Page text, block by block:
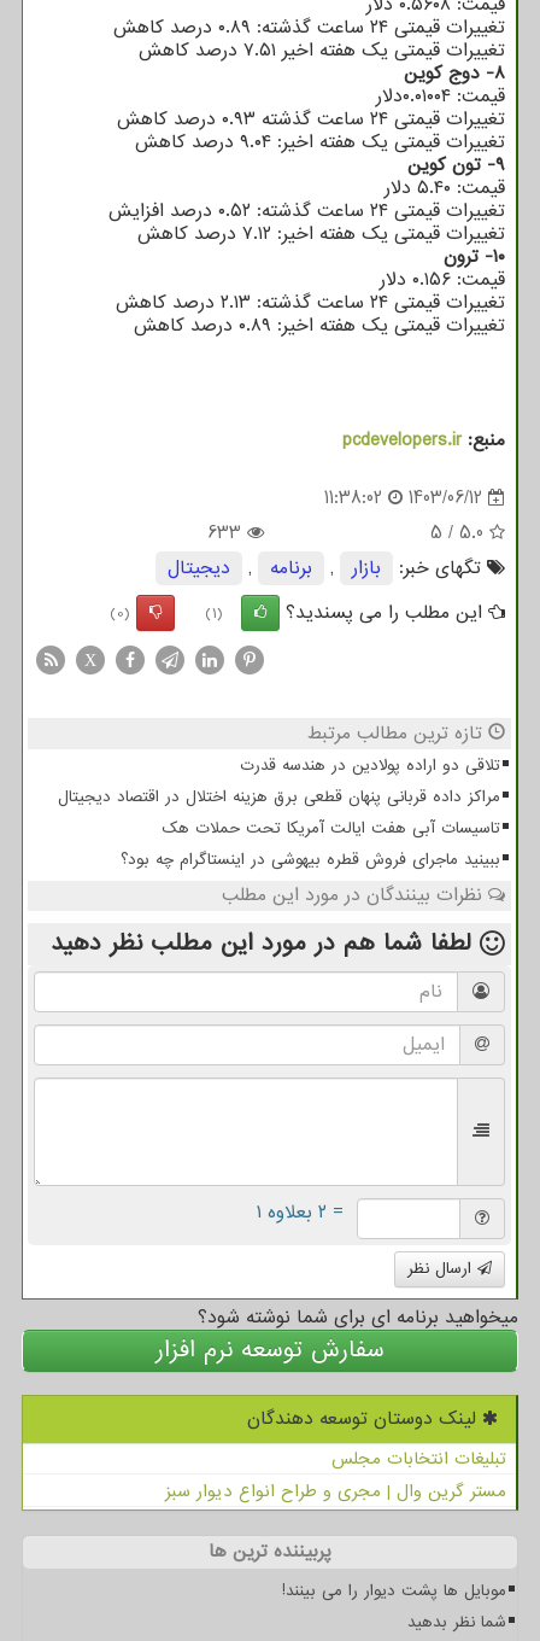
تغییرات قیمتی ۲۴ ساعت گذشته: ۰.۸۹ درصد کاهش
تغییرات قیمتی یک هفته اخیر ۷.۵۱ درصد کاهش
۸- دوج کوین
قیمت: ۰.۰۱۰۰۴دلار
تغییرات قیمتی ۲۴ ساعت گذشته ۰.۹۳ درصد کاهش
تغییرات قیمتی یک هفته اخیر: ۹.۰۴ درصد کاهش
۹- تون کوین
قیمت: ۵.۴۰ دلار
تغییرات قیمتی ۲۴ ساعت گذشته: ۰.۵۲ درصد افزایش
تغییرات قیمتی یک هفته اخیر: ۷.۱۲ درصد کاهش
۱۰- ترون
قیمت: ۰.۱۵۶ دلار
تغییرات قیمتی ۲۴ ساعت گذشته: ۲.۱۳ درصد کاهش
تغییرات قیمتی یک هفته اخیر: ۰.۸۹ درصد کاهش
منبع:pcdevelopers.ir
1403/06/12
11:38:02
5.0
/
5
633
تگهای خبر:
بازار , برنامه ,
دیجیتال
این مطلب را می پسندید؟
(1)
(0)
X
تازه ترین مطالب مرتبط
تلاقی دو اراده پولادین در هندسه قدرت
مراکز داده قربانی پنهان قطعی برق هزینه اختلال در اقتصاد دیجیتال
تاسیسات آبی هفت ایالت آمریکا تحت حملات هک
ببینید ماجرای فروش قطره بیهوشی در اینستاگرام چه بود؟
نظرات بینندگان در مورد این مطلب
لطفا شما هم در مورد این مطلب نظر دهید
= ۲ بعلاوه ۱
ارسال نظر
میخواهید برنامه ای برای شما نوشته شود؟
سفارش توسعه نرم افزار
لینک دوستان توسعه دهندگان
تبلیغات انتخابات مجلس
مستر گرین وال | مجری و طراح انواع دیوار سبز
پربیننده ترین ها
موبایل ها پشت دیوار را می بینند!
شما نظر بدهید